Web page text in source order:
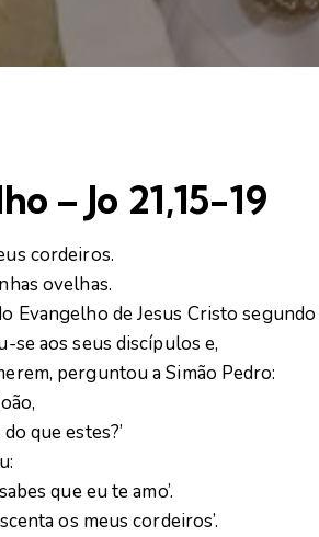
– Jo 21,15-19
cordeiros.
ovelhas.
Evangelho de Jesus Cristo
se aos seus discípulos e,
perguntou a Simão Pedro:
que estes?’
que eu te amo’.
os meus cordeiros’.